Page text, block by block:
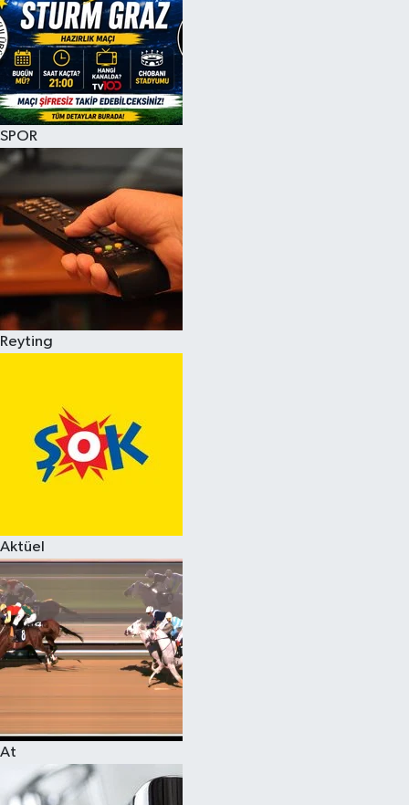
SPOR
Reyting
Aktüel
At